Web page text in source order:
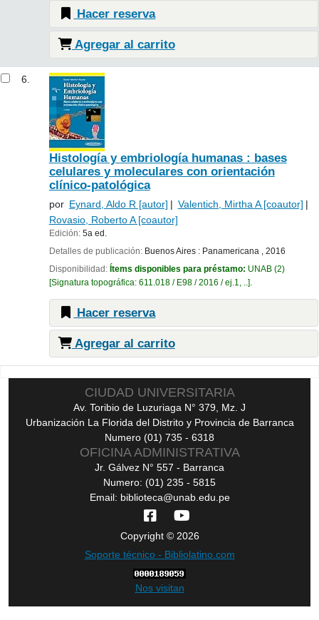
Hacer reserva
Agregar al carrito
6.
Histología y embriología humanas : bases
celulares y moleculares con orientación
clínico-patológica
por Eynard, Aldo R [autor] Valentich, Mirtha A[coautor]
Rovasio, Roberto A[coautor]
Edición: 5a ed.
Detalles de publicación: Buenos Aires : Panamericana , 2016
Disponibilidad: Ítems disponibles para préstamo: UNAB(2)
Signatura topográfica: 611.018 / E98 / 2016 / ej.1, .. .
Hacer reserva
Agregar al carrito
CIUDAD UNIVERSITARIA
Av. Toribio de Luzuriaga N° 379, Mz. J
Urbanización La Florida del Distrito y Provincia de Barranca
Numero (01) 735 - 6318
OFICINA ADMINISTRATIVA
Jr. Gálvez N° 557 - Barranca
Numero: (01) 235 - 5815
Email: biblioteca@unab.edu.pe
Copyright © 2026
Soporte técnico - Bibliolatino.com
Nos visitan